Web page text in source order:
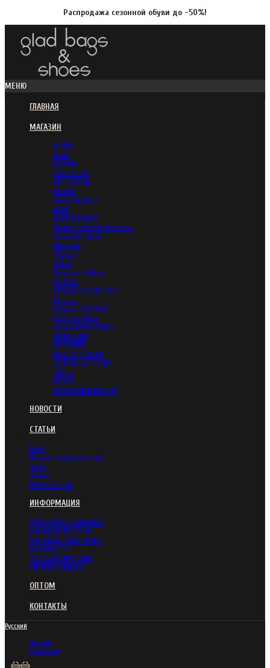
Распродажа сезонной обуви до -50%!
МЕНЮ
ГЛАВНАЯ
МАГАЗИН
ОБУВЬ
DUDE
HODAKI
Cotton Belt
FLY LONDON
Munich
Steve Madden
HOFF
BRUNO PREMI
United Colors Of Benetton
Alexander Smith
Navigare
Superga
LIU JO
Francesco Milano
US Polo
CESARE PACIOTTI 4US
REFEEL
Сумки TOSCA BLU
Glad Bags Man
Сумки DAVID JONES
КОШЕЛЬКИ
ПЕРЧАТКИ
ПЛАТКИ И ШАЛИ
ДОРОЖНАЯ СЕРИЯ
ЗОНТЫ
ПОЯСА
ПУХОВИКИ И ПАЛЬТО
НОВОСТИ
СТАТЬИ
Блог
Презентации коллекций
Луки
Линии
Мир Tosca Blu
ИНФОРМАЦИЯ
О МАГАЗИНЕ GLAD BAGS
О БРЕНДЕ TOSCA BLU
О БРЕНДЕ DAVID JONES
КАК КУПИТЬ?
ДОСТАВКА И ОПЛАТА
СИСТЕМА СКИДОК
ОПТОМ
КОНТАКТЫ
Русский
Русский
Українська